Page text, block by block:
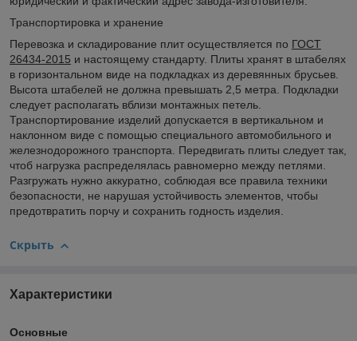
Транспортировка и хранение
Перевозка и складирование плит осуществляется по ГОСТ
26434-2015 и настоящему стандарту. Плиты хранят в штабелях
в горизонтальном виде на подкладках из деревянных брусьев.
Высота штабелей не должна превышать 2,5 метра. Подкладки
следует располагать вблизи монтажных петель.
Транспортирование изделий допускается в вертикальном и
наклонном виде с помощью специального автомобильного и
железнодорожного транспорта. Передвигать плиты следует так,
чтоб нагрузка распределялась равномерно между петлями.
Разгружать нужно аккуратно, соблюдая все правила техники
безопасности, не нарушая устойчивость элементов, чтобы
предотвратить порчу и сохранить годность изделия.
Скрыть
Характеристики
Основные